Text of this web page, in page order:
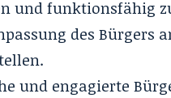
und funktionsfähig
des Bürgers
und engagierte